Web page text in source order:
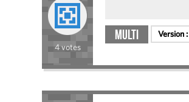
4 votes
Multi Version :